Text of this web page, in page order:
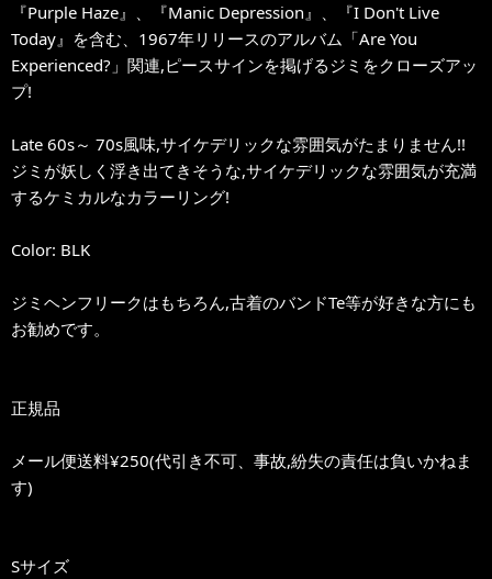
『Purple Haze』、『Manic Depression』、『I Don't Live
Today』を含む、1967年リリースのアルバム「Are You
Experienced?」関連,ピースサインを掲げるジミをクローズアッ
プ!
Late 60s～ 70s風味,サイケデリックな雰囲気がたまりません!!
ジミが妖しく浮き出てきそうな,サイケデリックな雰囲気が充満
するケミカルなカラーリング!
Color: BLK
ジミヘンフリークはもちろん,古着のバンドTe等が好きな方にも
お勧めです。
正規品
メール便送料¥250(代引き不可、事故,紛失の責任は負いかねま
す)
Sサイズ